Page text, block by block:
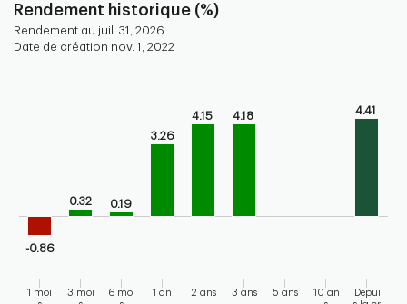
Rendement historique (%)
Rendement au juil. 31, 2026
Date de création nov. 1, 2022
Bar chart for historical performance of the fund
The chart has 1 X axis displaying categories.
-0.86
0.32 0.19
3.26
4.15 4.18 4.41
1 moi
3 moi
6 moi
1 an 2 ans 3 ans 5 ans
10 an
Depui